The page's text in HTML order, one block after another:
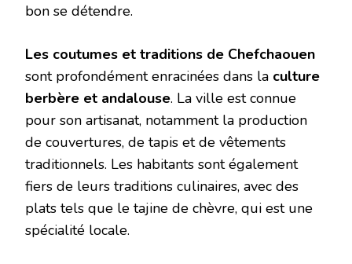
bon se détendre.
Les coutumes et traditions de Chefchaouen
sont profondément enracinées dans la culture
berbère et andalouse. La ville est connue
pour son artisanat, notamment la production
de couvertures, de tapis et de vêtements
traditionnels. Les habitants sont également
fiers de leurs traditions culinaires, avec des
plats tels que le tajine de chèvre, qui est une
spécialité locale.